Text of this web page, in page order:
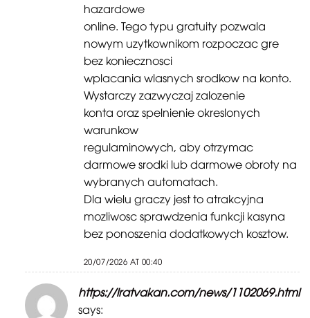
hazardowe
online. Tego typu gratuity pozwala
nowym uzytkownikom rozpoczac gre
bez koniecznosci
wplacania wlasnych srodkow na konto.
Wystarczy zazwyczaj zalozenie
konta oraz spelnienie okreslonych
warunkow
regulaminowych, aby otrzymac
darmowe srodki lub darmowe obroty na
wybranych automatach.
Dla wielu graczy jest to atrakcyjna
mozliwosc sprawdzenia funkcji kasyna
bez ponoszenia dodatkowych kosztow.
20/07/2026 AT 00:40
https://lratvakan.com/news/1102069.html
says: